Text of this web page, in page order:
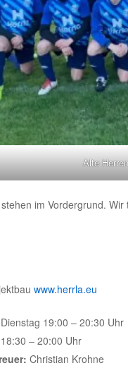
Alte
im Vordergrund.
www.herrla.eu
Dienstag 19:00 – 20:30 Uhr
– 20:00 Uhr
Christian Krohne